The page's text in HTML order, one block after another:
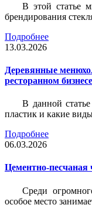
В этой статье
брендирования
Подробнее
13.03.2026
Деревянные
ресторанном бизнесе
В данной
пластик и какие
Подробнее
06.03.2026
Цементно-песчаная
Среди
особое место